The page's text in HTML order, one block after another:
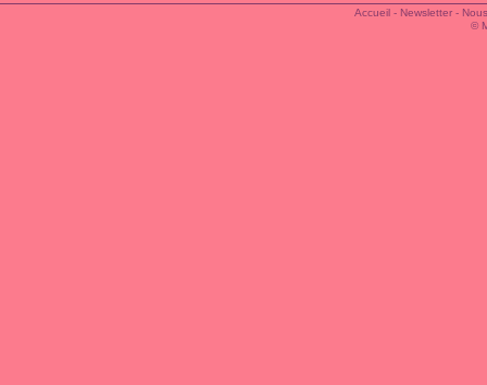
Accueil- Newsletter-
©